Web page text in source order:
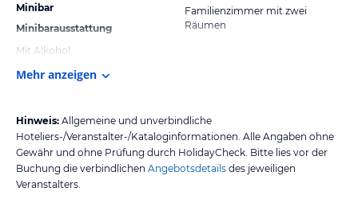
Minibar
Minibarausstattung
Mit Alkohol
Familienzimmer mit zwei
Räumen
Mehr anzeigen
Hinweis: Allgemeine und unverbindliche
Hoteliers-/Veranstalter-/Kataloginformationen. Alle Angaben ohne
Gewähr und ohne Prüfung durch HolidayCheck. Bitte lies vor der
Buchung die verbindlichen Angebotsdetails des jeweiligen
Veranstalters.